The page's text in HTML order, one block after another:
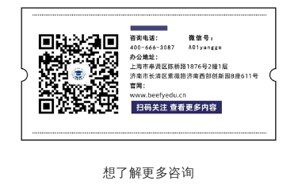
想了解更多咨询